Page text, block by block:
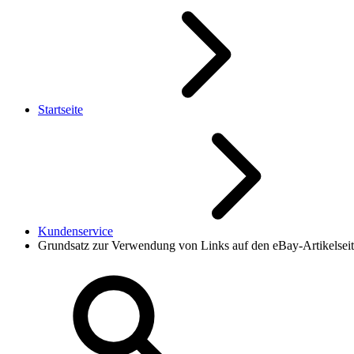
Startseite
Kundenservice
Grundsatz zur Verwendung von Links auf den eBay-